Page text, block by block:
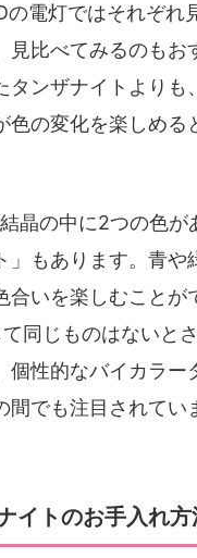
の電灯ではそれぞれ
見比べてみるのもお
タンザナイトよりも
色の変化を楽しめる
晶の中に2つの色が
」もあります。青や
合いを楽しむことが
同じものはないと
個性的なバイカラー
間でも注目されてい
イトのお手入れ方